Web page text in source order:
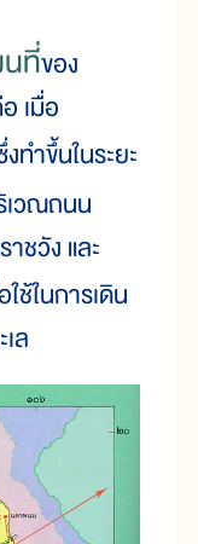
ที่ของ
เมื่อ
ทำขึ้นในระยะ
เวณถนน
ชวัง และ
ช้ในการเดิน
ล